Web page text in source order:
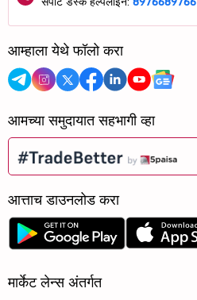
आम्हाला येथे फॉलो करा
आमच्या समुदायात सहभागी व्हा
आत्ताच डाउनलोड करा
मार्केट लेन्स अंतर्गत